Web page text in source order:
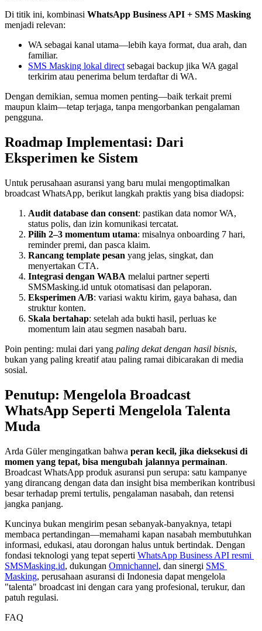
Di titik ini, kombinasi WhatsApp Business API + SMS Masking
menjadi relevan:
WA sebagai kanal utama—lebih kaya format, dua arah, dan
familiar.
SMS Masking lokal direct sebagai backup jika WA gagal
terkirim atau penerima belum terdaftar di WA.
Dengan demikian, semua momen penting—baik terkait premi
maupun klaim—tetap terjaga, tanpa mengorbankan pengalaman
pengguna.
Roadmap Implementasi: Dari
Eksperimen ke Sistem
Untuk perusahaan asuransi yang baru mulai mengoptimalkan
broadcast WhatsApp, berikut langkah praktis yang bisa diadopsi:
Audit database dan consent: pastikan data nomor WA,
status polis, dan izin komunikasi tercatat.
Pilih 2–3 momentum utama: misalnya onboarding 7 hari,
reminder premi, dan pasca klaim.
Rancang template pesan yang jelas, singkat, dan
menyertakan CTA.
Integrasi dengan WABA melalui partner seperti
SMSMasking.id untuk otomatisasi dan pelaporan.
Eksperimen A/B: variasi waktu kirim, gaya bahasa, dan
struktur konten.
Skala bertahap: setelah ada bukti hasil, perluas ke
momentum lain atau segmen nasabah baru.
Poin penting: mulai dari yang paling dekat dengan hasil bisnis,
bukan yang paling kreatif atau paling ramai dibicarakan di media
sosial.
Penutup: Mengelola Broadcast
WhatsApp Seperti Mengelola Talenta
Muda
Arda Güler mengingatkan bahwa peran kecil, jika dieksekusi di
momen yang tepat, bisa mengubah jalannya permainan.
Broadcast WhatsApp produk asuransi pun serupa: satu kampanye
yang dirancang dengan data dan insight bisa memberikan kontribusi
besar terhadap premi tertulis, pengalaman nasabah, dan retensi
jangka panjang.
Kuncinya bukan mengirim pesan sebanyak-banyaknya, tetapi
membaca pertandingan—memahami kapan nasabah membutuhkan
informasi, edukasi, atau dorongan halus untuk bertindak. Dengan
fondasi teknologi yang tepat seperti WhatsApp Business API resmi
SMSMasking.id, dukungan Omnichannel, dan sinergi SMS
Masking, perusahaan asuransi di Indonesia dapat mengelola
"talenta" broadcast ini dengan cara yang profesional, terukur, dan
patuh regulasi.
FAQ